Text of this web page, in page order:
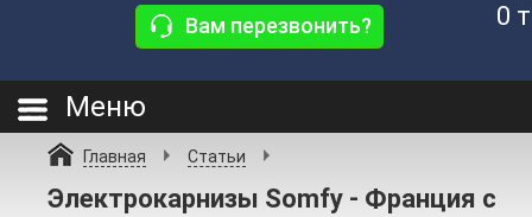
Вам перезвонить? 0
Меню
Главная Статьи
Электрокарнизы Somfy - Франция с